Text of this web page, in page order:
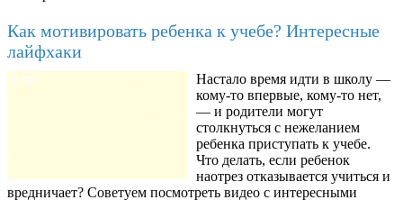
Как мотивировать ребенка к учебе? Интересные
лайфхаки
8780
Настало время идти в школу —
кому-то впервые, кому-то нет,
— и родители могут
столкнуться с нежеланием
ребенка приступать к учебе.
Что делать, если ребенок
наотрез отказывается учиться и
вредничает? Советуем посмотреть видео с интересными